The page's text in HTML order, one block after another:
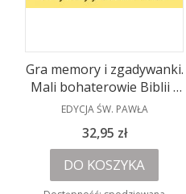
Gra memory i zgadywanki.
Mali bohaterowie Biblii -
karty
PRODUCENT
EDYCJA ŚW. PAWŁA
Cena
32,95 zł
DO KOSZYKA